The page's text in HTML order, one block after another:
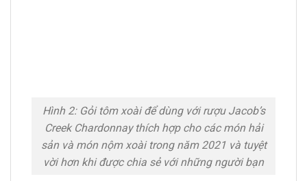
Hình 2: Gỏi tôm xoài để dùng với rượu Jacob’s
Creek Chardonnay thích hợp cho các món hải
sản và món nộm xoài trong năm 2021 và tuyệt
vời hơn khi được chia sẻ với những người bạn